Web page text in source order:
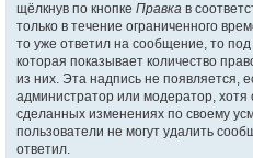
щёлкнув по кнопке Правка в
только в течение ограниченного
то уже ответил на сообщение, то
которая показывает количество
из них. Эта надпись не появляется,
администратор или модератор, хотя
сделанных изменениях по своему
пользователи не могут удалить
ответил.